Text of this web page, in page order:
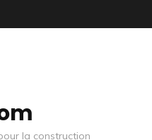
la construction